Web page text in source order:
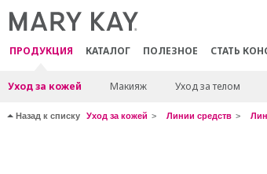
ПРОДУКЦИЯ КАТАЛОГ ПОЛЕЗНОЕ СТАТЬ
Уход за кожей Макияж Уход за телом
Назад к списку Уход за кожей Линии средств